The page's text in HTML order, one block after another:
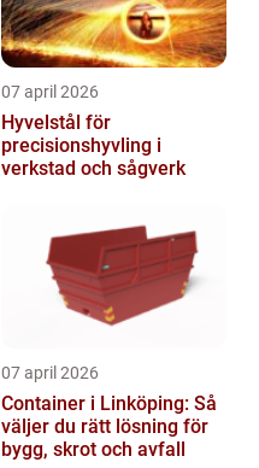
07 april 2026
Hyvelstål för
precisionshyvling i
verkstad och sågverk
07 april 2026
Container i Linköping: Så
väljer du rätt lösning för
bygg, skrot och avfall